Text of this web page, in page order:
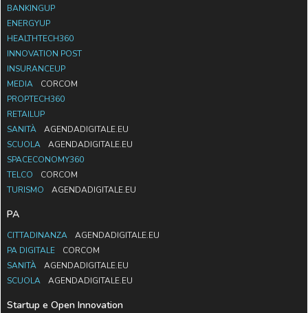
BANKINGUP
ENERGYUP
HEALTHTECH360
INNOVATION POST
INSURANCEUP
MEDIA
CORCOM
PROPTECH360
RETAILUP
SANITÀ
AGENDADIGITALE.EU
SCUOLA
AGENDADIGITALE.EU
SPACECONOMY360
TELCO
CORCOM
TURISMO
AGENDADIGITALE.EU
PA
CITTADINANZA
AGENDADIGITALE.EU
PA DIGITALE
CORCOM
SANITÀ
AGENDADIGITALE.EU
SCUOLA
AGENDADIGITALE.EU
Startup e Open Innovation